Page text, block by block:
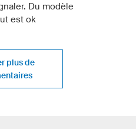
Du modèle
est ok
plus de